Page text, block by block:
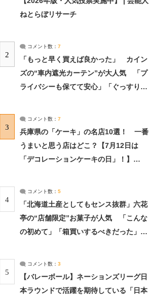
ねとらぼリサーチ
2
コメント数： 7
「もっと早く買えば良かった」 カイン
ズの“車内遮光カーテン”が大人気 「プ
ライバシーも保てて安心」「ぐっすり眠
3
コメント数： 7
兵庫県の「ケーキ」の名店10選！ 一番
うまいと思う店はどこ？【7月12日は
「デコレーションケーキの日」！】
4
コメント数： 5
「北海道土産としてもセンス抜群」六花
亭の“店舗限定”お菓子が人気 「こんな
の初めて」「箱買いするべきだった」
5
コメント数： 3
【バレーボール】ネーションズリーグ日
本ラウンドで活躍を期待している「日本